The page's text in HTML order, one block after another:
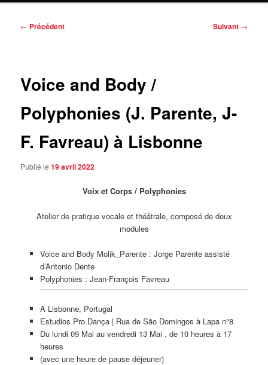
Navigation
← Précédent Suivant →
Voice and Body /
Polyphonies (J. Parente, J-
F. Favreau) à Lisbonne
Publié le19 avril 2022
Voix et Corps / Polyphonies
Atelier de pratique vocale et théâtrale, composé de deux
modules
Voice and Body Molik_Parente : Jorge Parente assisté
d’Antonio Dente
Polyphonies : Jean-François Favreau
A Lisbonne, Portugal
Estudios Pro.Dança | Rua de São Domingos à Lapa n°8
Du lundi 09 Mai au vendredi 13 Mai , de 10 heures à 17
heures
(avec une heure de pause déjeuner)